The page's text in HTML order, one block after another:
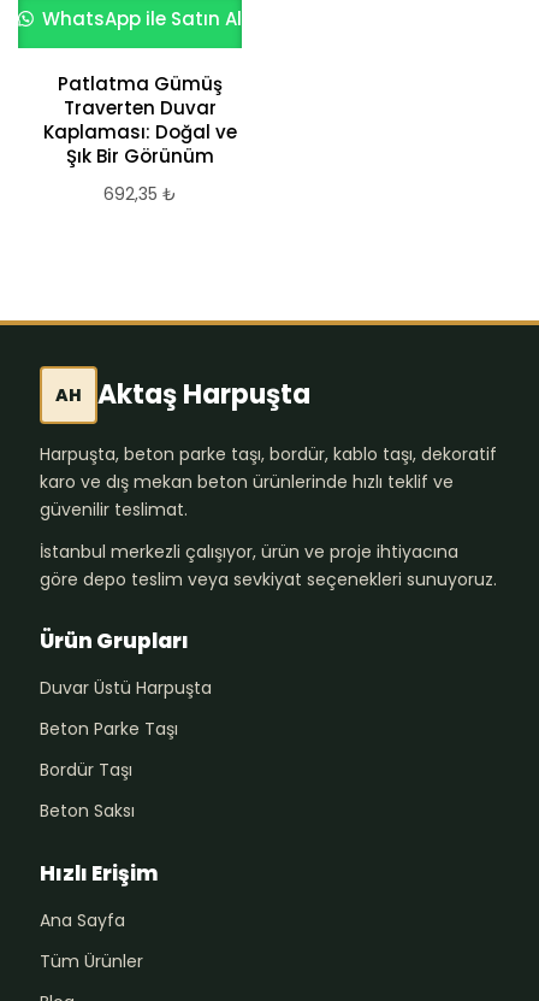
WhatsApp ile Satın Al
Patlatma Gümüş
Traverten Duvar
Kaplaması: Doğal ve
Şık Bir Görünüm
692,35 ₺
AH Aktaş Harpuşta
Harpuşta, beton parke taşı, bordür, kablo taşı, dekoratif
karo ve dış mekan beton ürünlerinde hızlı teklif ve
güvenilir teslimat.
İstanbul merkezli çalışıyor, ürün ve proje ihtiyacına
göre depo teslim veya sevkiyat seçenekleri sunuyoruz.
Ürün Grupları
Duvar Üstü Harpuşta
Beton Parke Taşı
Bordür Taşı
Beton Saksı
Hızlı Erişim
Ana Sayfa
Tüm Ürünler